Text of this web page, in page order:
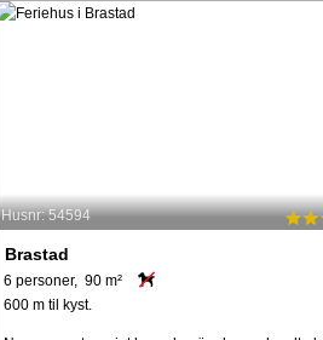
Husnr: 54594
Brastad
6 personer, 90 m²
600 m til kyst.